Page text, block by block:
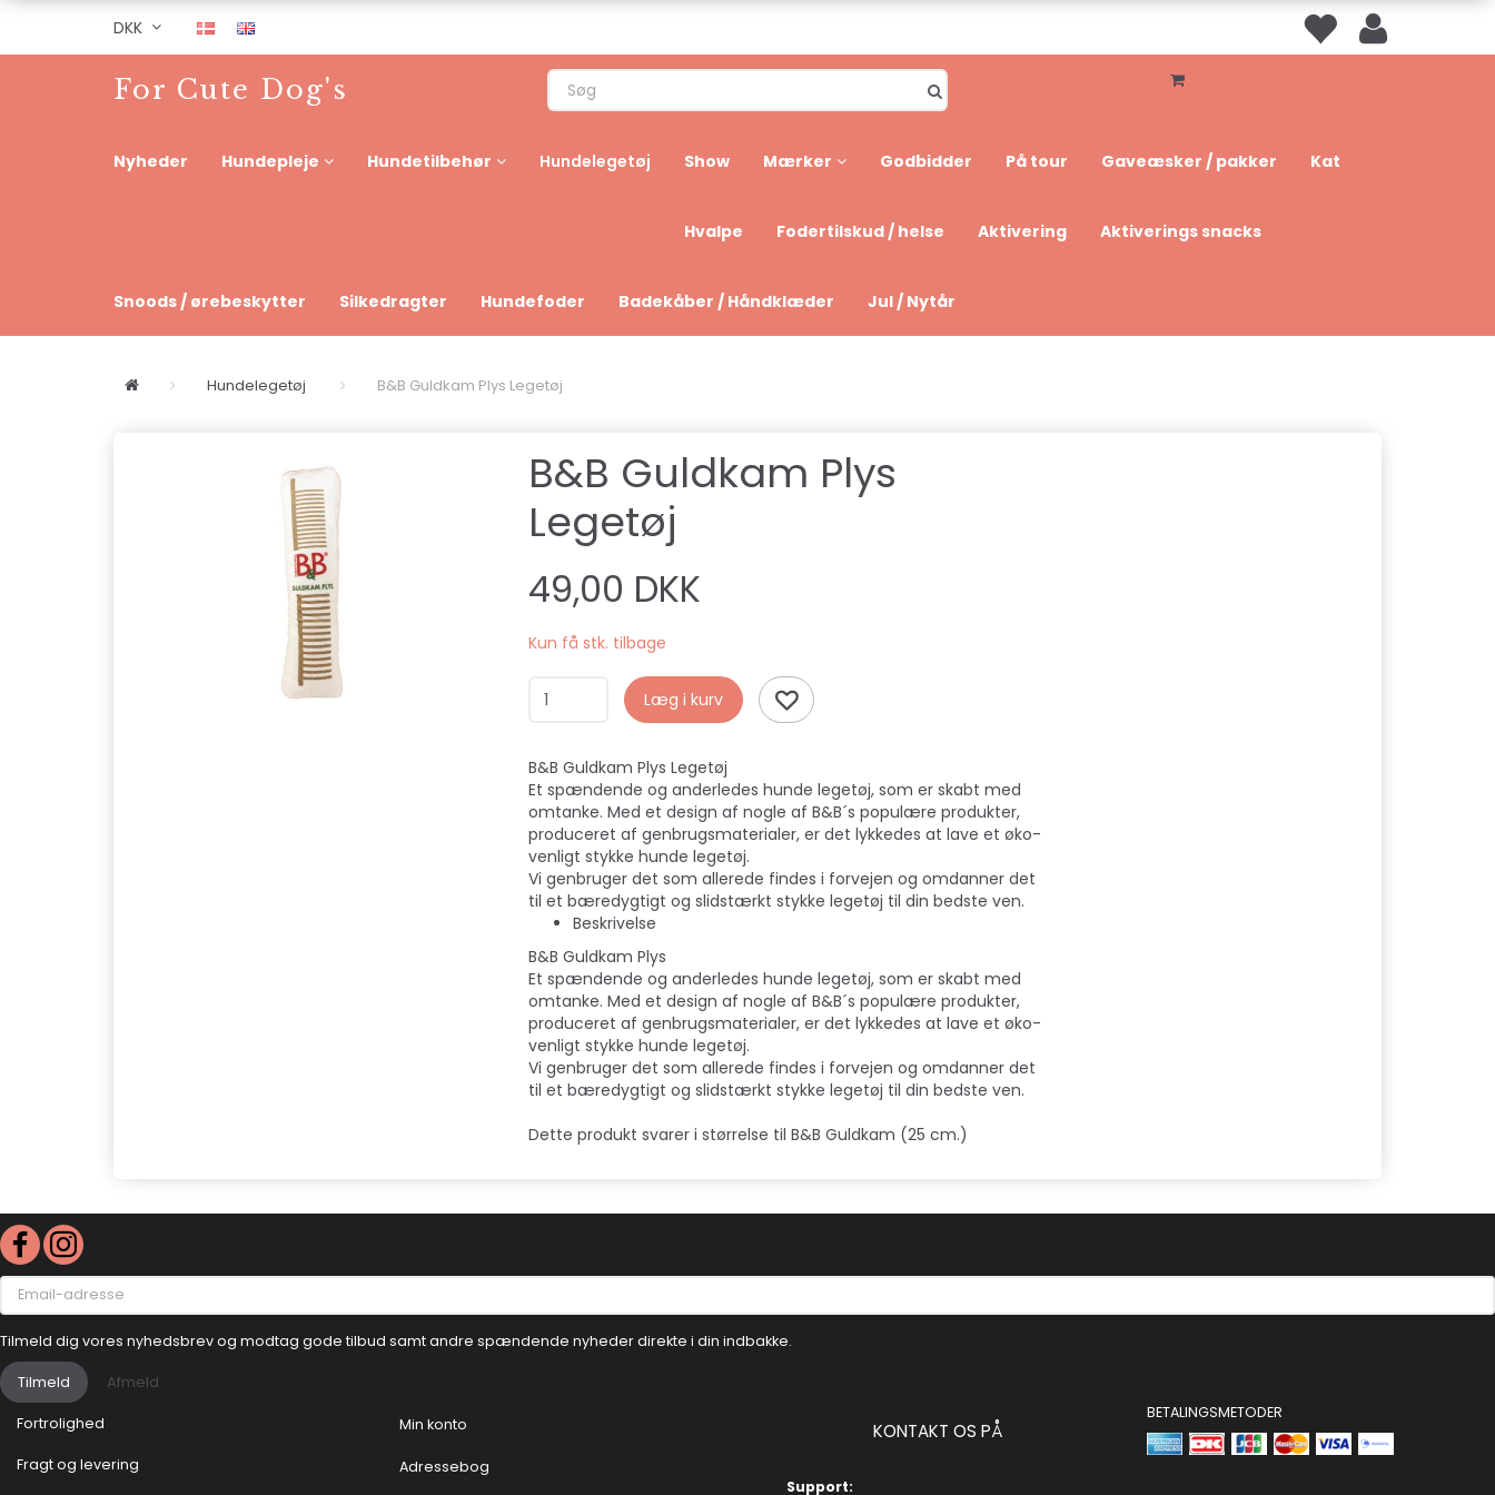
DKK
For Cute Dog's
Nyheder Hundepleje Hundetilbehør Hundelegetøj Show Mærker Godbidder På tour Gaveæsker / pakker Kat
Hvalpe Fodertilskud / helse Aktivering Aktiverings snacks
Snoods / ørebeskytter Silkedragter Hundefoder Badekåber / Håndklæder Jul / Nytår
Hundelegetøj B&B Guldkam Plys Legetøj
B&B Guldkam Plys
Legetøj
49,00 DKK
Kun få stk. tilbage
Læg i kurv
B&B Guldkam Plys Legetøj
Et spændende og anderledes hunde legetøj, som er skabt med
omtanke. Med et design af nogle af B&B´s populære produkter,
produceret af genbrugsmaterialer, er det lykkedes at lave et øko-
venligt stykke hunde legetøj.
Vi genbruger det som allerede findes i forvejen og omdanner det
til et bæredygtigt og slidstærkt stykke legetøj til din bedste ven.
Beskrivelse
B&B Guldkam Plys
Et spændende og anderledes hunde legetøj, som er skabt med
omtanke. Med et design af nogle af B&B´s populære produkter,
produceret af genbrugsmaterialer, er det lykkedes at lave et øko-
venligt stykke hunde legetøj.
Vi genbruger det som allerede findes i forvejen og omdanner det
til et bæredygtigt og slidstærkt stykke legetøj til din bedste ven.
Dette produkt svarer i størrelse til B&B Guldkam (25 cm.)
Email-
adresse
Tilmeld dig vores nyhedsbrev og modtag gode tilbud samt andre spændende nyheder direkte i din indbakke.
Tilmeld Afmeld
Fortrolighed
Fragt og levering
Min konto
Adressebog
KONTAKT OS PÅ
Support:
BETALINGSMETODER